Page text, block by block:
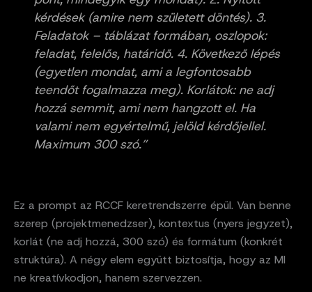
kérdések (amire nem született döntés). 3.
Feladatok – táblázat formában, oszlopok:
feladat, felelős, határidő. 4. Következő lépés
(egyetlen mondat, ami a legfontosabb
teendőt fogalmazza meg). Korlátok: ne adj
hozzá semmit, ami nem hangzott el. Ha
valami nem egyértelmű, jelöld kérdőjellel.
Maximum 300 szó.”
Ez a prompt az RCCF keretrendszerre épül. Van benne
szerep (projektmenedzser), kontextus (nyers jegyzet),
korlát (ne adj hozzá, 300 szó) és formátum (konkrét
struktúra). A négy elem együtt biztosítja, hogy az MI
ne kreatívkodjon, hanem szervezzen.